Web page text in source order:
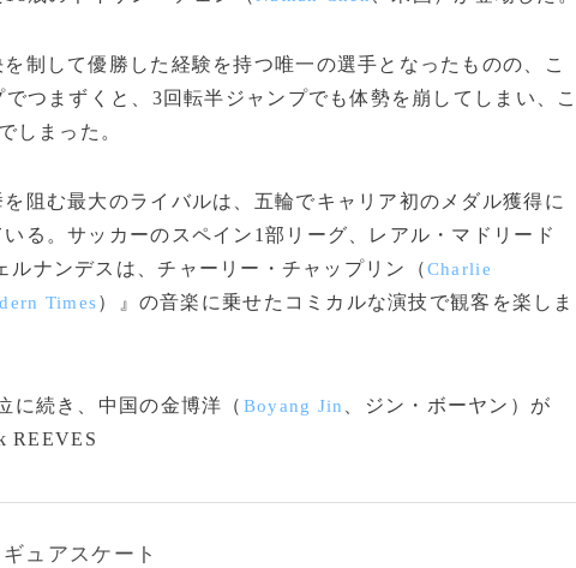
制して優勝した経験を持つ唯一の選手となったものの、こ
つまずくと、3回転半ジャンプでも体勢を崩してしまい、
しまった。
阻む最大のライバルは、五輪でキャリア初のメダル獲得に
る。サッカーのスペイン1部リーグ、レアル・マドリード
ルナンデスは、チャーリー・チャップリン（Charlie
Times）』の音楽に乗せたコミカルな演技で観客を楽しま
に続き、中国の金博洋（ Boyang Jin
、ジン・ボーヤン）が
REEVES
ュアスケート